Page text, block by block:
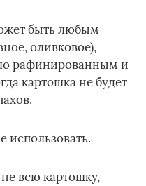
быть любым
оливковое),
рафинированным и
картошка не будет
использовать.
всю картошку,